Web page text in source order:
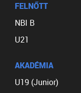
FELNŐTT
NBI B
U21
AKADÉMIA
U19 (Junior)